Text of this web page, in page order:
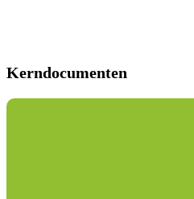
Kerndocumenten